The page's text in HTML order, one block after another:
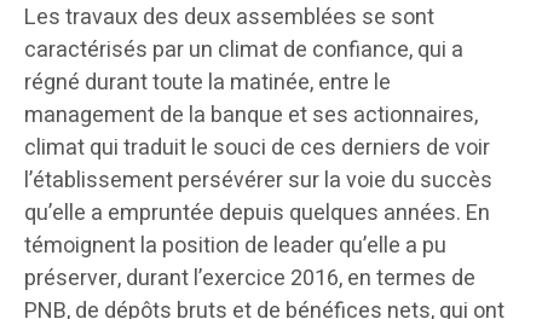
Les travaux des deux assemblées se sont
caractérisés par un climat de confiance, qui a
régné durant toute la matinée, entre le
management de la banque et ses actionnaires,
climat qui traduit le souci de ces derniers de voir
l’établissement persévérer sur la voie du succès
qu’elle a empruntée depuis quelques années. En
témoignent la position de leader qu’elle a pu
préserver, durant l’exercice 2016, en termes de
PNB, de dépôts bruts et de bénéfices nets, qui ont